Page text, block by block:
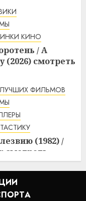
КИНО
/ A
(2026) смотреть
ФИЛЬМОВ
(1982) /
смотреть